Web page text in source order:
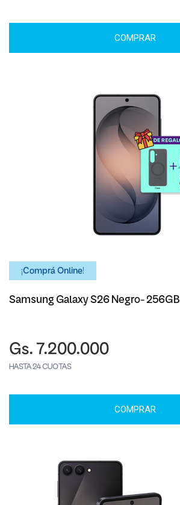
COMPRAR
¡Comprá Online!
Samsung Galaxy S26 Negro- 256GB
Gs. 7.200.000
HASTA 24 CUOTAS
COMPRAR